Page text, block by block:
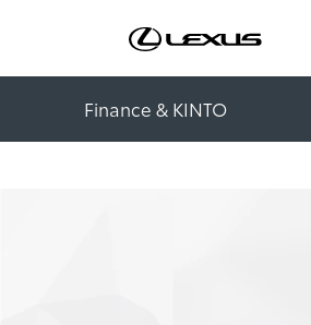
Finance & KINTO